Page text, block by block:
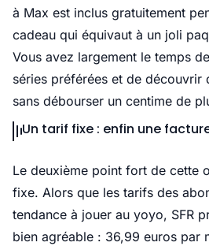
à Max est inclus gratuitement
cadeau qui équivaut à un joli
Vous avez largement le temps
séries préférées et de découvrir
sans débourser un centime de
Un tarif fixe : enfin une
Le deuxième point fort de cette
fixe. Alors que les tarifs des
tendance à jouer au yoyo, SFR
bien agréable : 36,99 euros par